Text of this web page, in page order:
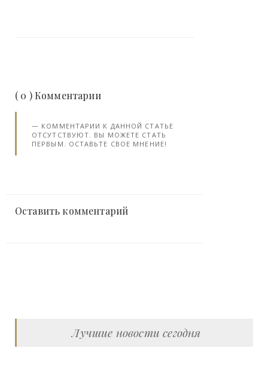
( 0 ) Комментарии
КОММЕНТАРИИ К ДАННОЙ СТАТЬЕ
ОТСУТСТВУЮТ. ВЫ МОЖЕТЕ СТАТЬ
ПЕРВЫМ. ОСТАВЬТЕ СВОЕ МНЕНИЕ!
Оставить комментарий
Лучшие новости сегодня